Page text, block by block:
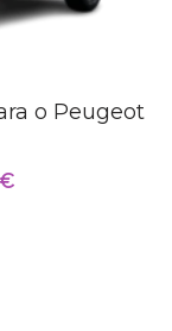
o Peugeot
€